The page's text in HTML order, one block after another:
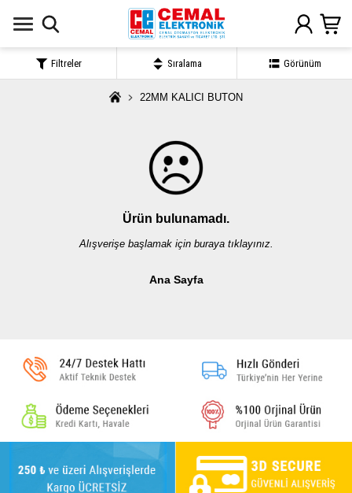
22MM KALICI BUTON
Ürün bulunamadı.
Alışverişe başlamak için buraya tıklayınız.
Ana Sayfa
Filtreler Sıralama Görünüm